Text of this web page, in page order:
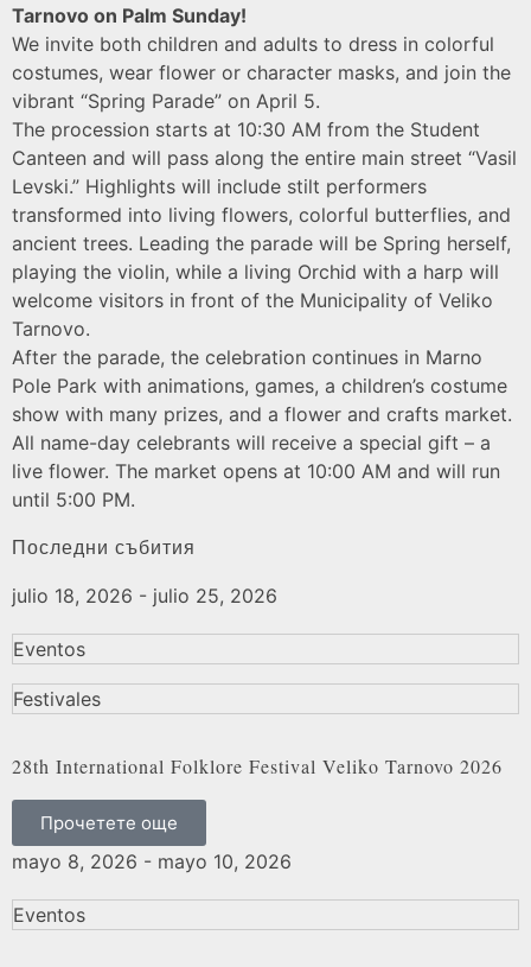
Tarnovo on Palm Sunday!
We invite both children and adults to dress in colorful
costumes, wear flower or character masks, and join the
vibrant “Spring Parade” on April 5.
The procession starts at 10:30 AM from the Student
Canteen and will pass along the entire main street “Vasil
Levski.” Highlights will include stilt performers
transformed into living flowers, colorful butterflies, and
ancient trees. Leading the parade will be Spring herself,
playing the violin, while a living Orchid with a harp will
welcome visitors in front of the Municipality of Veliko
Tarnovo.
After the parade, the celebration continues in Marno
Pole Park with animations, games, a children’s costume
show with many prizes, and a flower and crafts market.
All name-day celebrants will receive a special gift – a
live flower. The market opens at 10:00 AM and will run
until 5:00 PM.
Последни събития
julio 18, 2026 - julio 25, 2026
Eventos
Festivales
28th International Folklore Festival Veliko Tarnovo 2026
Прочетете още
mayo 8, 2026 - mayo 10, 2026
Eventos